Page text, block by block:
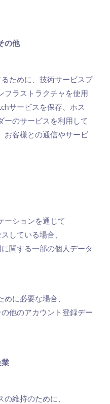
の他
ために、技術サービスプ
フラストラクチャを使用
サービスを保存、ホス
ーのサービスを利用して
お客様との通信やサービ
ーションを通じて
している場合、
関する一部の個人データ
に必要な場合、
他のアカウント登録デー
業
の維持のために、